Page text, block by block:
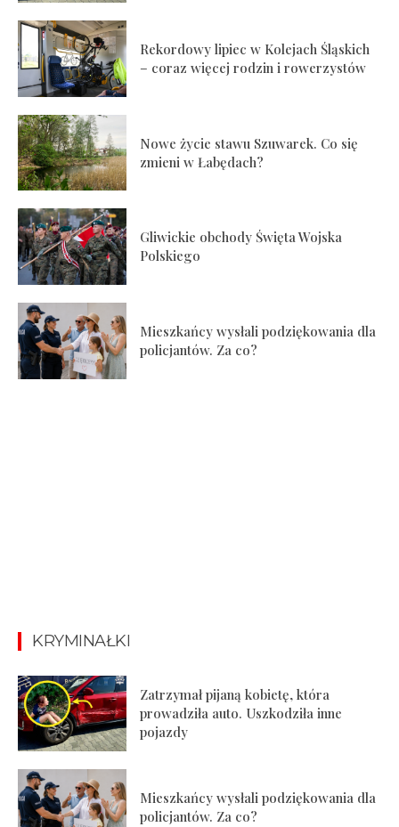
Rekordowy lipiec w Kolejach Śląskich
– coraz więcej rodzin i rowerzystów
Nowe życie stawu Szuwarek. Co się
zmieni w Łabędach?
Gliwickie obchody Święta Wojska
Polskiego
Mieszkańcy wysłali podziękowania dla
policjantów. Za co?
KRYMINAŁKI
Zatrzymał pijaną kobietę, która
prowadziła auto. Uszkodziła inne
pojazdy
Mieszkańcy wysłali podziękowania dla
policjantów. Za co?